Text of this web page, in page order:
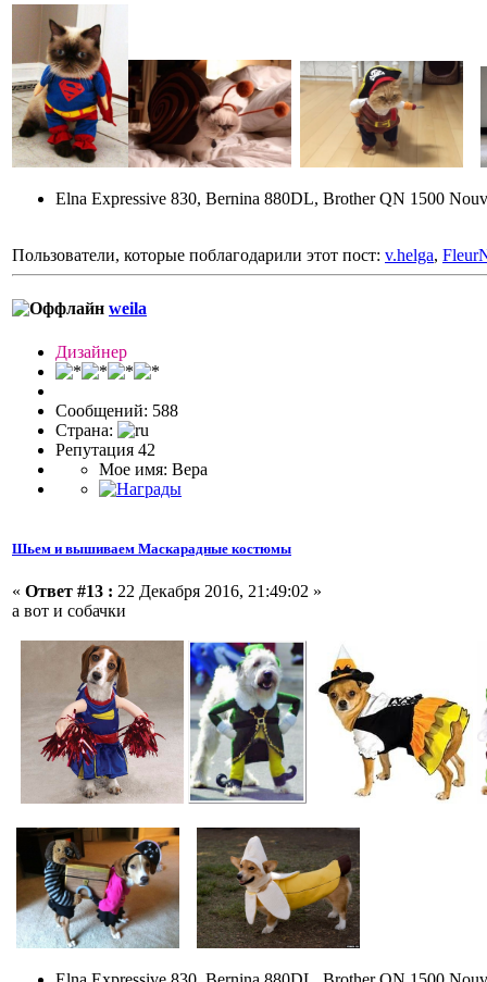
Elna Expressive 830, Bernina 880DL, Brother QN 1500
Пользователи, которые поблагодарили этот пост: v.helga,
weila
Дизайнер
Сообщений: 588
Страна:
Репутация 42
Мое имя: Вера
Шьем и вышиваем Маскарадные костюмы
« Ответ #13 : 22 Декабря 2016, 21:49:02 »
а вот и собачки